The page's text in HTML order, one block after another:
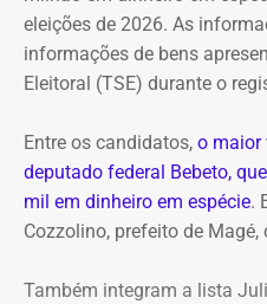
algo que nunca foi feito, de
*Com informações do blog
eleições de 2026. As
informações de bens
Eleitoral (TSE) durante o
Entre os candidatos, o maior
deputado federal Bebeto,
mil em dinheiro em espécie.
Cozzolino, prefeito de Magé,
Também integram a lista